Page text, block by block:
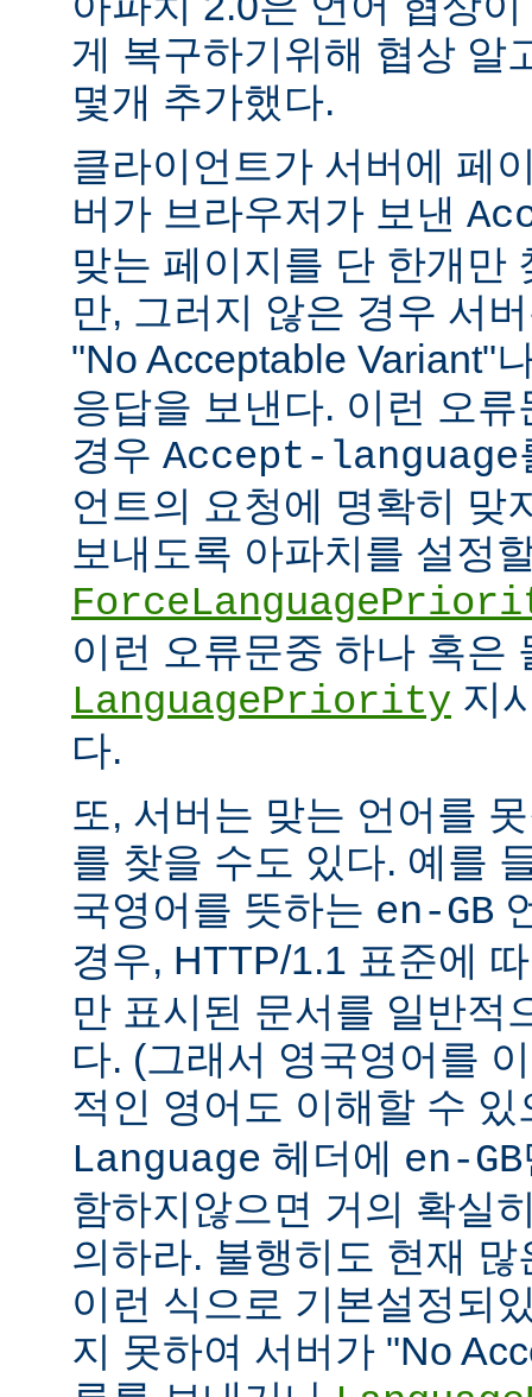
게 복구하기위해 협상 알
몇개 추가했다.
클라이언트가 서버에 페
버가 브라우저가 보낸
맞는 페이지를 단 한개만
만, 그러지 않은 경우 서
"No Acceptable Variant"
응답을 보낸다. 이런 오
경우 Accept-language
언트의 요청에 명확히 맞
보내도록 아파치를 설정
이런 오류문중 하나 혹은
LanguagePriority 지
다.
또, 서버는 맞는 언어를
를 찾을 수도 있다. 예를
국영어를 뜻하는 en-GB
경우, HTTP/1.1 표준에
만 표시된 문서를 일반적
다. (그래서 영국영어를
적인 영어도 이해할 수
Language 헤더에 en-GB
함하지않으면 거의 확실
의하라. 불행히도 현재
이런 식으로 기본설정되
지 못하여 서버가 "No